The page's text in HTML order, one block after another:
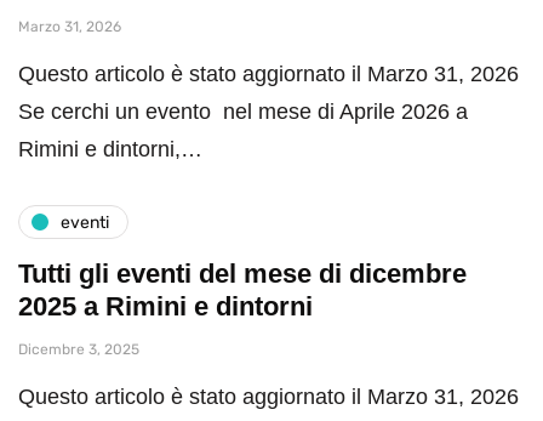
Marzo 31, 2026
Questo articolo è stato aggiornato il Marzo 31, 2026
Se cerchi un evento nel mese di Aprile 2026 a
Rimini e dintorni,…
eventi
Tutti gli eventi del mese di dicembre
2025 a Rimini e dintorni
Dicembre 3, 2025
Questo articolo è stato aggiornato il Marzo 31, 2026